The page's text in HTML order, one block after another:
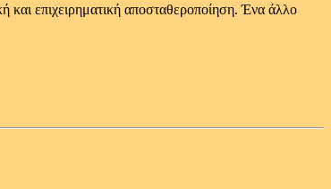
και επιχειρηματική αποσταθεροποίηση. Ένα άλλο